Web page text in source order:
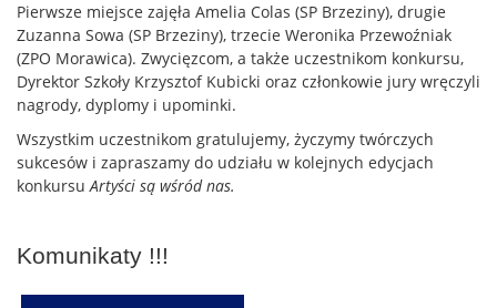
Pierwsze miejsce zajęła Amelia Colas (SP Brzeziny), drugie
Zuzanna Sowa (SP Brzeziny), trzecie Weronika Przewoźniak
(ZPO Morawica). Zwycięzcom, a także uczestnikom konkursu,
Dyrektor Szkoły Krzysztof Kubicki oraz członkowie jury wręczyli
nagrody, dyplomy i upominki.
Wszystkim uczestnikom gratulujemy, życzymy twórczych
sukcesów i zapraszamy do udziału w kolejnych edycjach
konkursuArtyści są wśród nas.
Komunikaty !!!